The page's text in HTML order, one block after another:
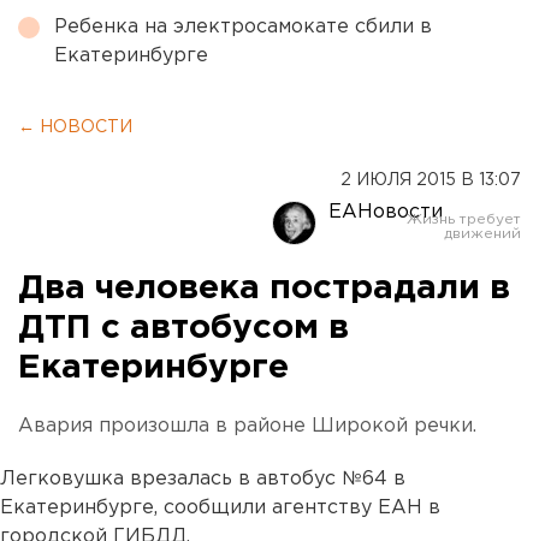
Ребенка на электросамокате сбили в
Екатеринбурге
← НОВОСТИ
2 ИЮЛЯ 2015 В 13:07
ЕАНовости
Два человека пострадали в
ДТП с автобусом в
Екатеринбурге
Авария произошла в районе Широкой речки.
Легковушка врезалась в автобус №64 в
Екатеринбурге, сообщили агентству ЕАН в
городской ГИБДД.